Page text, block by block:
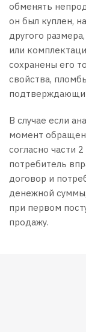
обменять
он был куплен,
другого
или
сохранены его
свойства,
В случае если
момент
согласно части
потребитель
договор и
денежной
при первом
продажу.